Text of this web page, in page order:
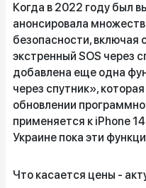
Когда в 2022 году был
анонсировала
безопасности, включая
экстренный SOS через
добавлена еще одна
через спутник»,
обновлении
применяется к iPhone
Украине пока эти
Что касается цены -